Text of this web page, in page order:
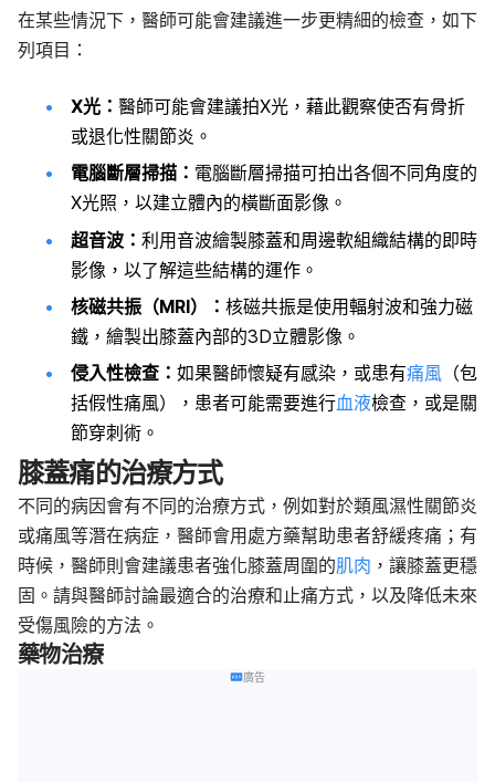
在某些情況下，醫師可能會建議進一步更精細的檢查，如下
列項目：
X光： 醫師可能會建議拍X光，藉此觀察使否有骨折
或退化性關節炎。
電腦斷層掃描： 電腦斷層掃描可拍出各個不同角度的
X光照，以建立體內的橫斷面影像。
超音波： 利用音波繪製膝蓋和周邊軟組織結構的即時
影像，以了解這些結構的運作。
核磁共振（MRI）： 核磁共振是使用輻射波和強力磁
鐵，繪製出膝蓋內部的3D立體影像。
侵入性檢查： 如果醫師懷疑有感染，或患有痛風 （包
括假性痛風），患者可能需要進行血液檢查，或是關
節穿刺術。
膝蓋痛的治療方式
不同的病因會有不同的治療方式，例如對於類風濕性關節炎
或痛風等潛在病症，醫師會用處方藥幫助患者舒緩疼痛；有
時候，醫師則會建議患者強化膝蓋周圍的肌肉 ，讓膝蓋更穩
固。請與醫師討論最適合的治療和止痛方式，以及降低未來
受傷風險的方法。
藥物治療
廣告